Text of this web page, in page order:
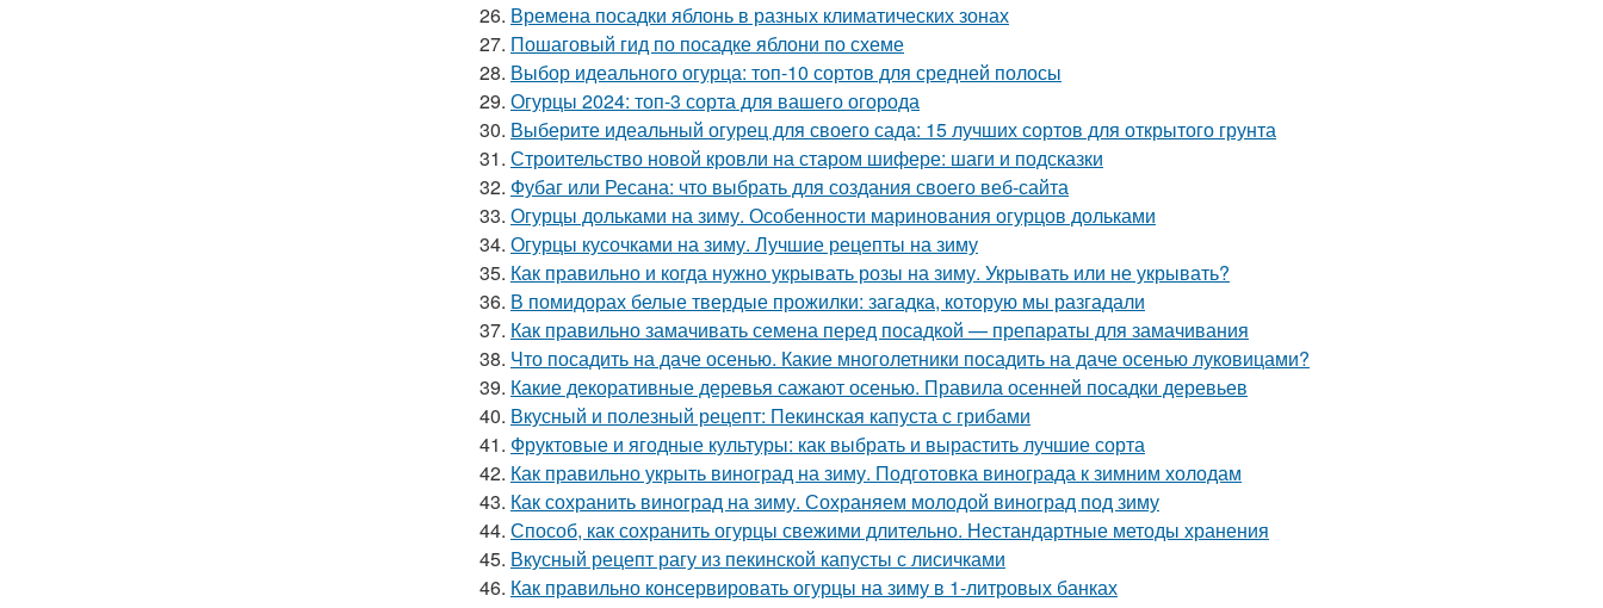
26. Времена посадки яблонь в разных климатических зонах
27. Пошаговый гид по посадке яблони по схеме
28. Выбор идеального огурца: топ-10 сортов для средней полосы
29. Огурцы 2024: топ-3 сорта для вашего огорода
30. Выберите идеальный огурец для своего сада: 15 лучших сортов для открытого грунта
31. Строительство новой кровли на старом шифере: шаги и подсказки
32. Фубаг или Ресана: что выбрать для создания своего веб-сайта
33. Огурцы дольками на зиму. Особенности маринования огурцов дольками
34. Огурцы кусочками на зиму. Лучшие рецепты на зиму
35. Как правильно и когда нужно укрывать розы на зиму. Укрывать или не укрывать?
36. В помидорах белые твердые прожилки: загадка, которую мы разгадали
37. Как правильно замачивать семена перед посадкой — препараты для замачивания
38. Что посадить на даче осенью. Какие многолетники посадить на даче осенью луковицами?
39. Какие декоративные деревья сажают осенью. Правила осенней посадки деревьев
40. Вкусный и полезный рецепт: Пекинская капуста с грибами
41. Фруктовые и ягодные культуры: как выбрать и вырастить лучшие сорта
42. Как правильно укрыть виноград на зиму. Подготовка винограда к зимним холодам
43. Как сохранить виноград на зиму. Сохраняем молодой виноград под зиму
44. Способ, как сохранить огурцы свежими длительно. Нестандартные методы хранения
45. Вкусный рецепт рагу из пекинской капусты с лисичками
46. Как правильно консервировать огурцы на зиму в 1-литровых банках